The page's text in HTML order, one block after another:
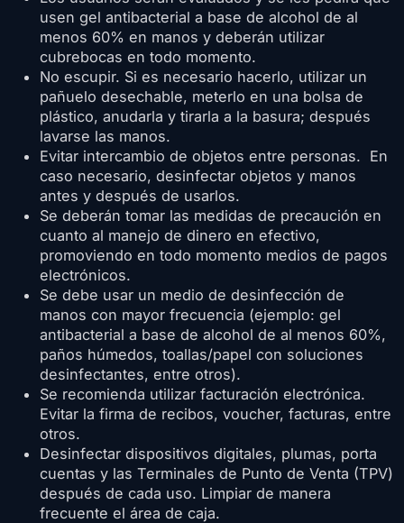
usen gel antibacterial a base de alcohol de al
menos 60% en manos y deberán utilizar
cubrebocas en todo momento.
No escupir. Si es necesario hacerlo, utilizar un
pañuelo desechable, meterlo en una bolsa de
plástico, anudarla y tirarla a la basura; después
lavarse las manos.
Evitar intercambio de objetos entre personas. En
caso necesario, desinfectar objetos y manos
antes y después de usarlos.
Se deberán tomar las medidas de precaución en
cuanto al manejo de dinero en efectivo,
promoviendo en todo momento medios de pagos
electrónicos.
Se debe usar un medio de desinfección de
manos con mayor frecuencia (ejemplo: gel
antibacterial a base de alcohol de al menos 60%,
paños húmedos, toallas/papel con soluciones
desinfectantes, entre otros).
Se recomienda utilizar facturación electrónica.
Evitar la firma de recibos, voucher, facturas, entre
otros.
Desinfectar dispositivos digitales, plumas, porta
cuentas y las Terminales de Punto de Venta (TPV)
después de cada uso. Limpiar de manera
frecuente el área de caja.